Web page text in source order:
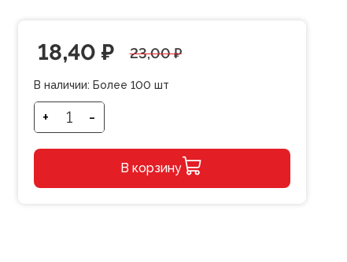
23,00₽
Первоначальная
цена
составляла
23,00 ₽.
18,40 ₽
Текущая
цена:
18,40 ₽.
В наличии: Более 100 шт
+
Количество
пластиковая
черная
-
В корзину